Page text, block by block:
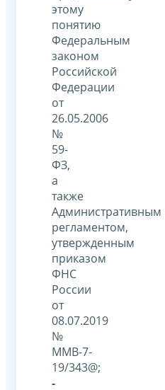
этому
понятию
Федеральным
законом
Российской
Федерации
от
26.05.2006
№
59-
ФЗ,
а
также
Административным
регламентом,
утвержденным
приказом
ФНС
России
от
08.07.2019
№
ММВ-7-
19/343@;
-